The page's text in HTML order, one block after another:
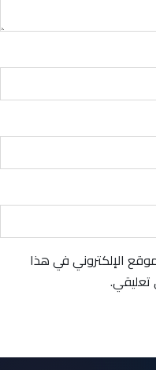
الإلكتروني في هذا
تعليقي.